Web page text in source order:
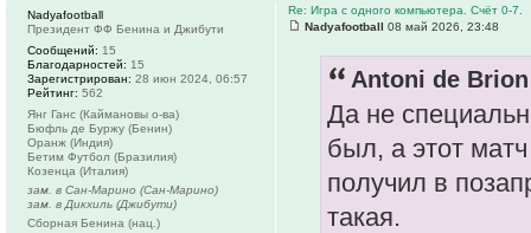
Re: Игра с одного компьютера. Счёт 0-7.
Nadyafootball
08 май 2026, 23:48
Antoni de
Да не
был, а этот
получил в
такая.
Nadyafootball
Президент ФФ Бенина и Джибути
Сообщений: 15
Благодарностей: 15
Зарегистрирован: 28 июн 2024, 06:57
Рейтинг: 562
Янг Ганс (Каймановы о-ва)
Бюфль де Буржу (Бенин)
Оранж (Индия)
Бетим Футбол (Бразилия)
Козенца (Италия)
зам. в Сан-Марино (Сан-Марино)
зам. в Дикхиль (Джибути)
Сборная Бенина (нац.)